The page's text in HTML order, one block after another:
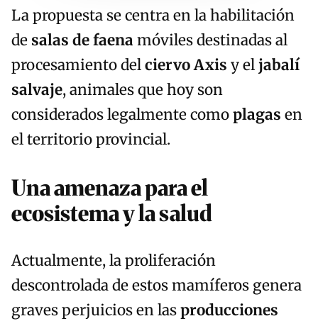
La propuesta se centra en la habilitación
de salas de faenamóviles destinadas al
procesamiento delciervo Axis y eljabalí
salvaje, animales que hoy son
considerados legalmente comoplagas en
el territorio provincial.
Una amenaza para el
ecosistema y la salud
Actualmente, la proliferación
descontrolada de estos mamíferos genera
graves perjuicios en lasproducciones